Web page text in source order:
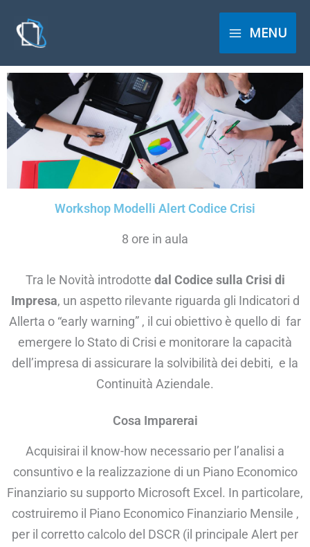
contenuto
MENU
Workshop Modelli Alert Codice Crisi
8 ore in aula
Tra le Novità introdotte dal Codice sulla Crisi di
Impresa, un aspetto rilevante riguarda gli Indicatori d
Allerta o “early warning” , il cui obiettivo è quello di far
emergere lo Stato di Crisi e monitorare la capacità
dell’impresa di assicurare la solvibilità dei debiti, e la
Continuità Aziendale.
Cosa Imparerai
Acquisirai il know-how necessario per l’analisi a
consuntivo e la realizzazione di un Piano Economico
Finanziario su supporto Microsoft Excel. In particolare,
costruiremo il Piano Economico Finanziario Mensile ,
per il corretto calcolo del DSCR (il principale Alert per